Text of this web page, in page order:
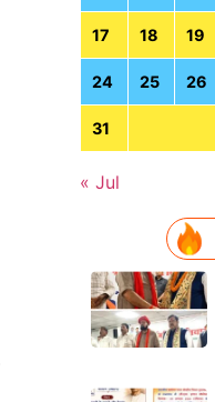
17 18 19
24 25 26
31
« Jul